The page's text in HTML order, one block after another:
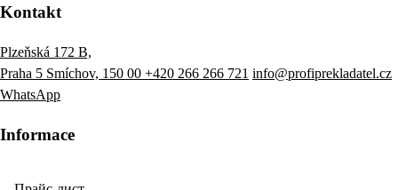
Kontakt
Plzeňská 172 B,
Praha 5 Smíchov, 150 00 +420 266 266 721 info@profiprekladatel.cz
WhatsApp
Informace